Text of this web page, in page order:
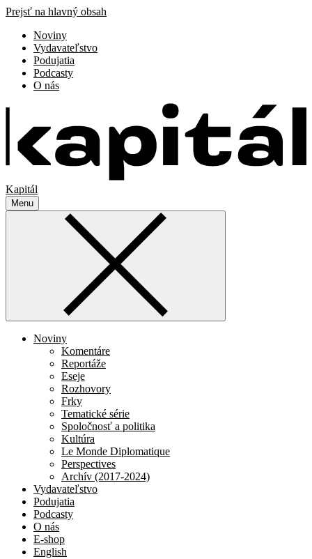
Prejsť na hlavný obsah
Noviny
Vydavateľstvo
Podujatia
Podcasty
O nás
Kapitál
Menu
Noviny
Komentáre
Reportáže
Eseje
Rozhovory
Frky
Tematické série
Spoločnosť a politika
Kultúra
Le Monde Diplomatique
Perspectives
Archív (2017-2024)
Vydavateľstvo
Podujatia
Podcasty
O nás
E-shop
English